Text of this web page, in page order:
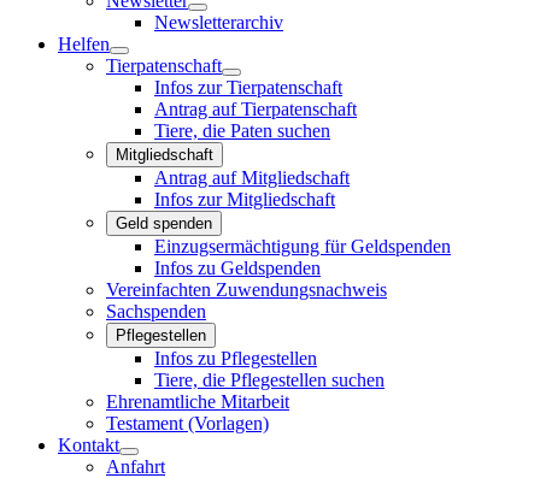
Newsletterarchiv
Helfen
Tierpatenschaft
Infos zur Tierpatenschaft
Antrag auf Tierpatenschaft
Tiere, die Paten suchen
Mitgliedschaft
Antrag auf Mitgliedschaft
Infos zur Mitgliedschaft
Geld spenden
Einzugsermächtigung für Geldspenden
Infos zu Geldspenden
Vereinfachten Zuwendungsnachweis
Sachspenden
Pflegestellen
Infos zu Pflegestellen
Tiere, die Pflegestellen suchen
Ehrenamtliche Mitarbeit
Testament (Vorlagen)
Kontakt
Anfahrt